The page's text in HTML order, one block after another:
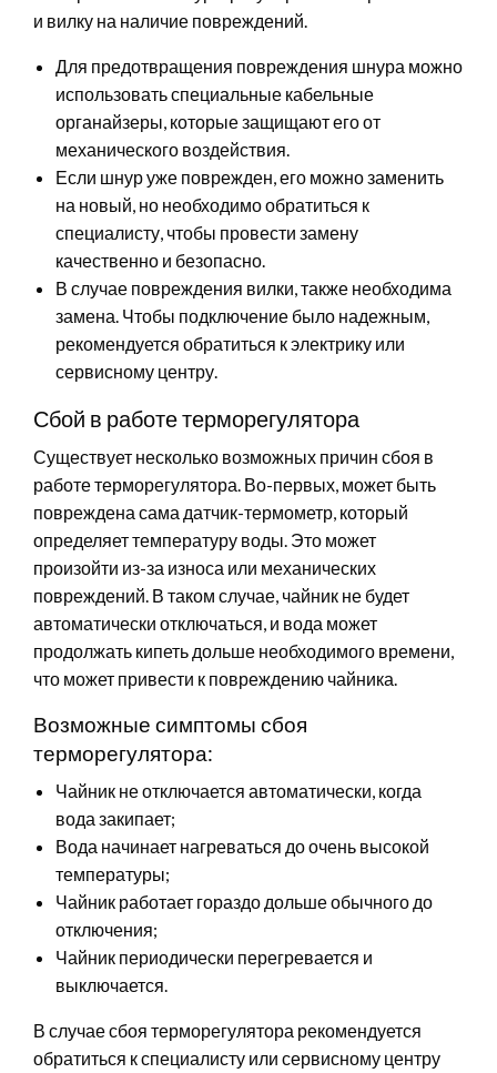
и вилку на наличие повреждений.
Для предотвращения повреждения шнура можно
использовать специальные кабельные
органайзеры, которые защищают его от
механического воздействия.
Если шнур уже поврежден, его можно заменить
на новый, но необходимо обратиться к
специалисту, чтобы провести замену
качественно и безопасно.
В случае повреждения вилки, также необходима
замена. Чтобы подключение было надежным,
рекомендуется обратиться к электрику или
сервисному центру.
Сбой в работе терморегулятора
Существует несколько возможных причин сбоя в
работе терморегулятора. Во-первых, может быть
повреждена сама датчик-термометр, который
определяет температуру воды. Это может
произойти из-за износа или механических
повреждений. В таком случае, чайник не будет
автоматически отключаться, и вода может
продолжать кипеть дольше необходимого времени,
что может привести к повреждению чайника.
Возможные симптомы сбоя
терморегулятора:
Чайник не отключается автоматически, когда
вода закипает;
Вода начинает нагреваться до очень высокой
температуры;
Чайник работает гораздо дольше обычного до
отключения;
Чайник периодически перегревается и
выключается.
В случае сбоя терморегулятора рекомендуется
обратиться к специалисту или сервисному центру